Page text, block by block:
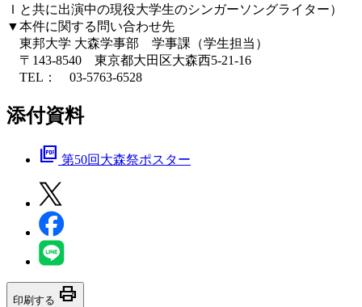
Ｉと共に出演中の現役大学生のシンガーソングライター）
▼本件に関する問い合わせ先
東邦大学 大森学事部 学事課（学生担当）
〒143-8540 東京都大田区大森西5-21-16
TEL： 03-5763-6528
添付資料
picture_as_pdf 第50回大森祭ポスター
印刷する print